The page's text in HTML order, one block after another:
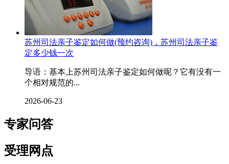
苏州司法亲子鉴定如何做(预约咨询)，苏州司法亲子鉴
定多少钱一次
导语：基本上苏州司法亲子鉴定如何做呢？它有没有一
个相对规范的...
2026-06-23
专家问答
受理网点